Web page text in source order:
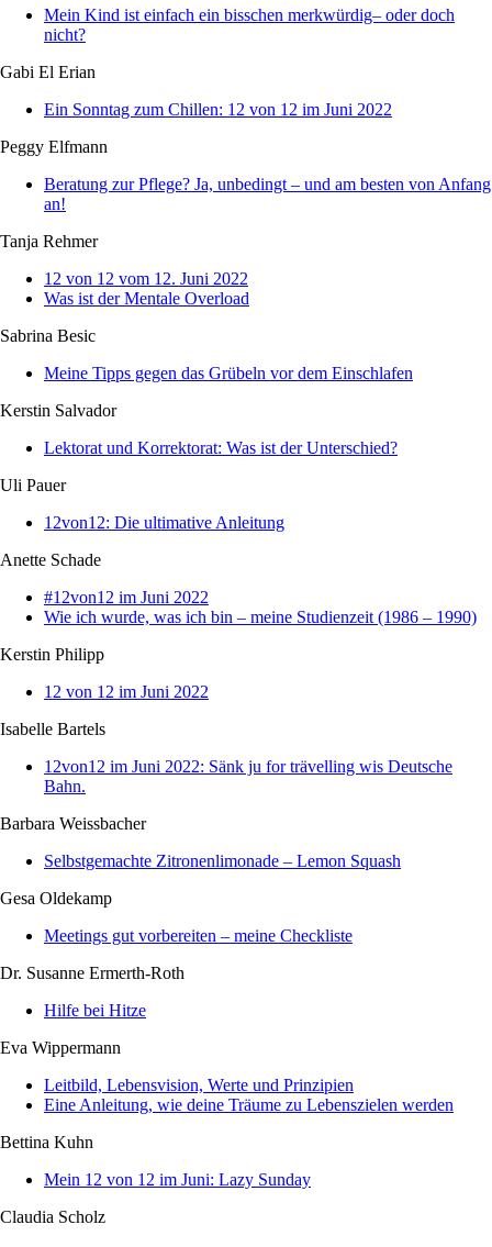
Mein Kind ist einfach ein bisschen merkwürdig– oder doch
nicht?
Gabi El Erian
Ein Sonntag zum Chillen: 12 von 12 im Juni 2022
Peggy Elfmann
Beratung zur Pflege? Ja, unbedingt – und am besten von Anfang
an!
Tanja Rehmer
12 von 12 vom 12. Juni 2022
Was ist der Mentale Overload
Sabrina Besic
Meine Tipps gegen das Grübeln vor dem Einschlafen
Kerstin Salvador
Lektorat und Korrektorat: Was ist der Unterschied?
Uli Pauer
12von12: Die ultimative Anleitung
Anette Schade
#12von12 im Juni 2022
Wie ich wurde, was ich bin – meine Studienzeit (1986 – 1990)
Kerstin Philipp
12 von 12 im Juni 2022
Isabelle Bartels
12von12 im Juni 2022: Sänk ju for trävelling wis Deutsche
Bahn.
Barbara Weissbacher
Selbstgemachte Zitronenlimonade – Lemon Squash
Gesa Oldekamp
Meetings gut vorbereiten – meine Checkliste
Dr. Susanne Ermerth-Roth
Hilfe bei Hitze
Eva Wippermann
Leitbild, Lebensvision, Werte und Prinzipien
Eine Anleitung, wie deine Träume zu Lebenszielen werden
Bettina Kuhn
Mein 12 von 12 im Juni: Lazy Sunday
Claudia Scholz